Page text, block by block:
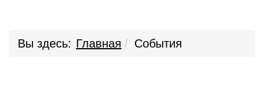
Вы здесь: Главная События